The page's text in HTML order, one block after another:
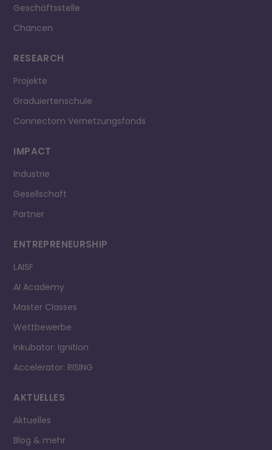
Geschäftsstelle
Chancen
RESEARCH
Projekte
Graduiertenschule
Connectom Vernetzungsfonds
IMPACT
Industrie
Gesellschaft
Partner
ENTREPRE­NEURSHIP
LAISF
AI Academy
Master Classes
Wettbewerbe
Inkubator: Ignition
Accelerator: RISING
AKTUELLES
Aktuelles
Blog & mehr